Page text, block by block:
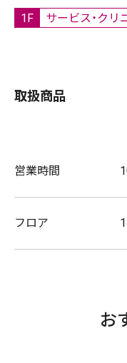
1F サービス・クリ
取扱商品
営業時間
フロア
お